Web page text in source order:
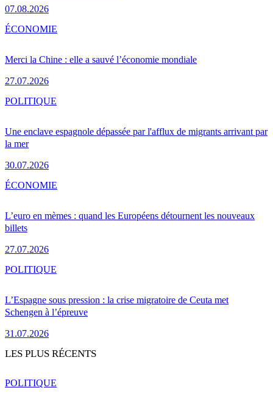
07.08.2026
Merci la Chine : elle a sauvé l’économie mondiale
27.07.2026
ÉCONOMIE
Une enclave espagnole dépassée par l'afflux de migrants arrivant par
la mer
30.07.2026
POLITIQUE
L’euro en mèmes : quand les Européens détournent les nouveaux
billets
27.07.2026
ÉCONOMIE
L’Espagne sous pression : la crise migratoire de Ceuta met
Schengen à l’épreuve
31.07.2026
POLITIQUE
LES PLUS RÉCENTS
POLITIQUE